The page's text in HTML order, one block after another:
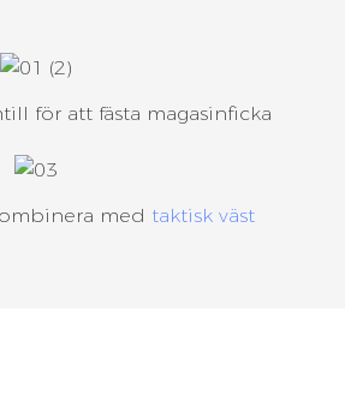
för att fästa magasinficka
med taktisk väst